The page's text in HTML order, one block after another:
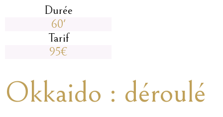
Tarif
Durée
60'
95€
Okkaido : déroulé